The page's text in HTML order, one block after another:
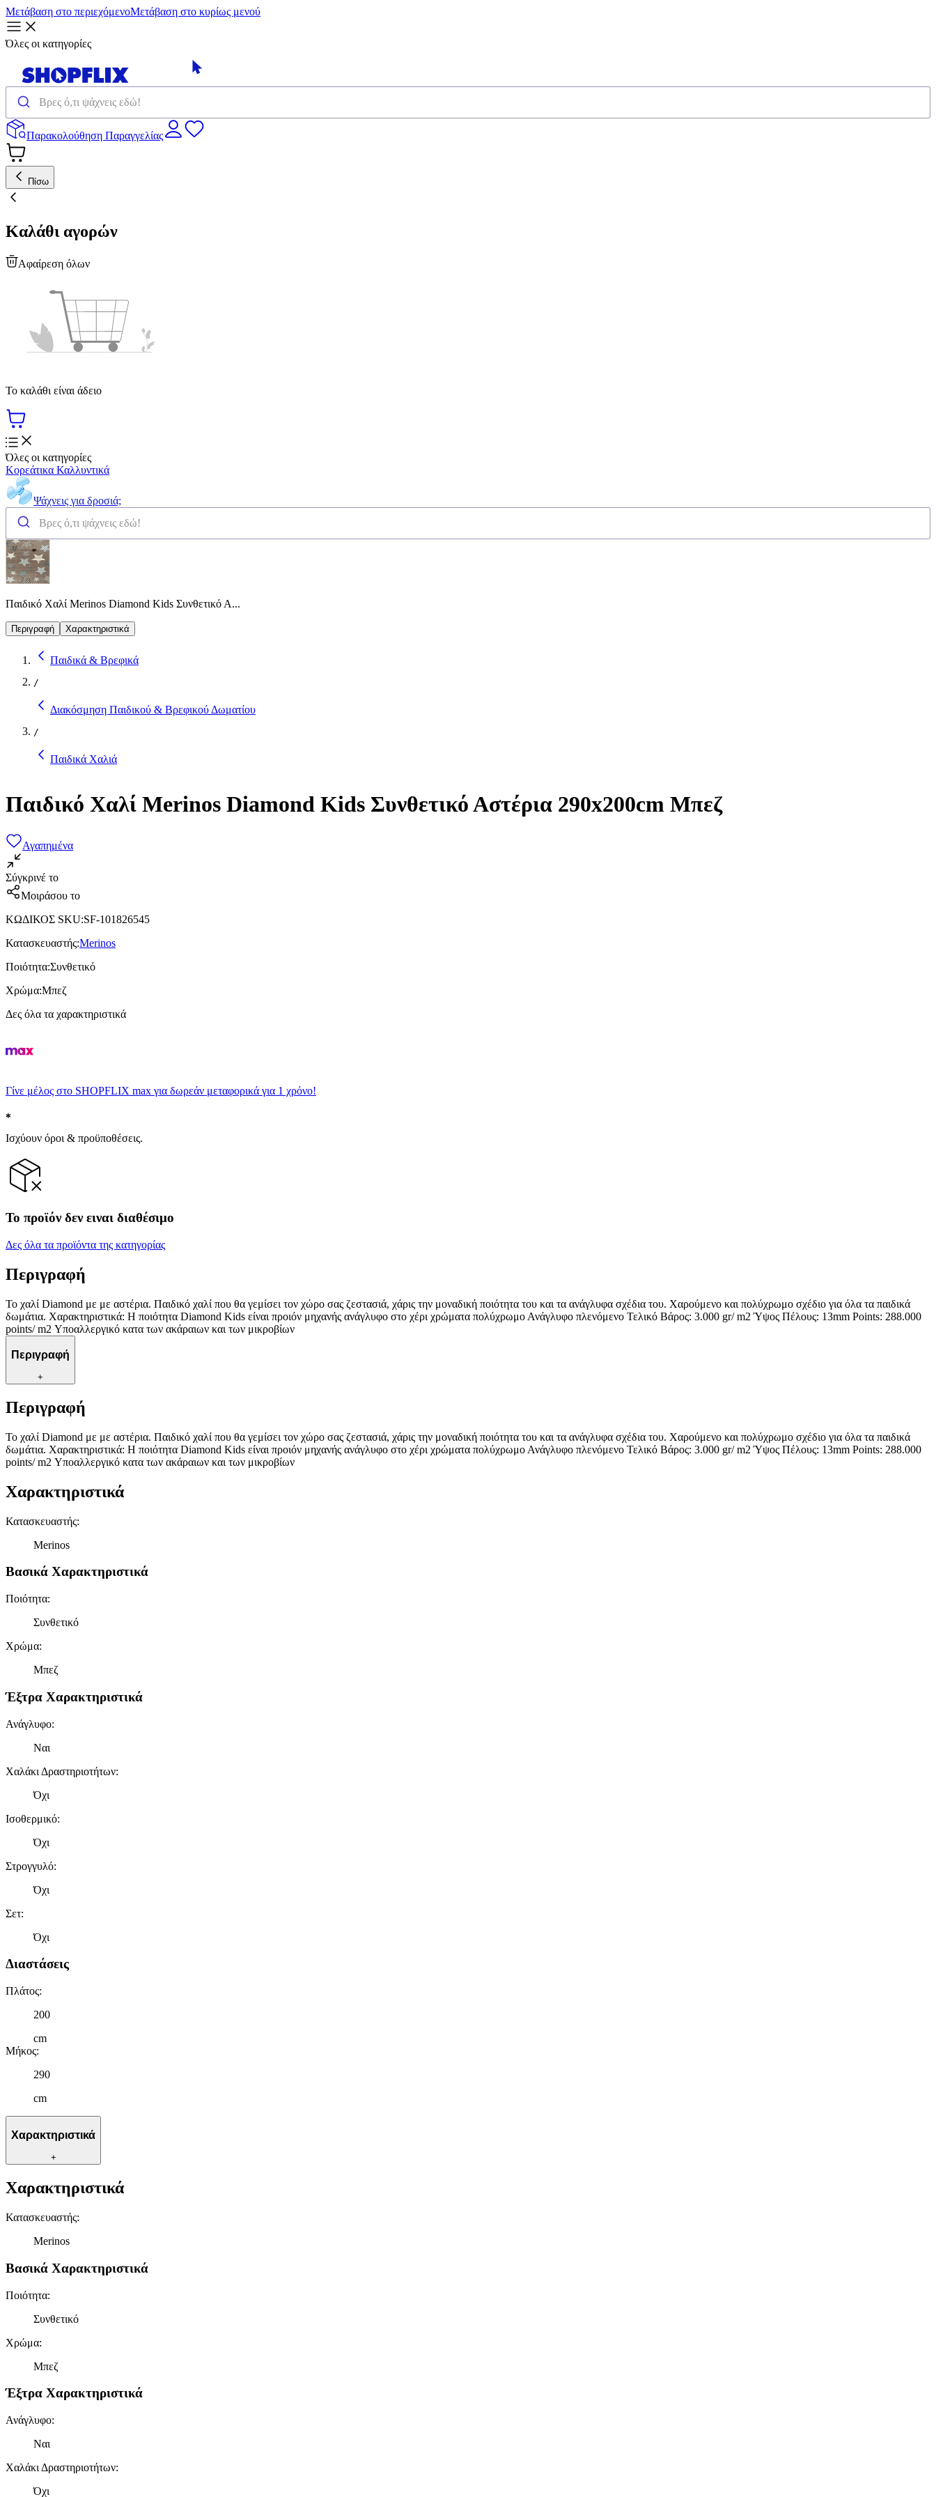
Μετάβαση στο περιεχόμενοΜετάβαση στο κυρίως μενού
Όλες οι κατηγορίες
Παρακολούθηση Παραγγελίας
Πίσω
Καλάθι αγορών
Αφαίρεση όλων
Το καλάθι είναι άδειο
Όλες οι κατηγορίες
Κορεάτικα Καλλυντικά
Ψάχνεις για δροσιά;
Παιδικό Χαλί Merinos Diamond Kids Συνθετικό Α...
Περιγραφή Χαρακτηριστικά
Παιδικά & Βρεφικά
/
Διακόσμηση Παιδικού & Βρεφικού Δωματίου
/
Παιδικά Χαλιά
Παιδικό Χαλί Merinos Diamond Kids Συνθετικό Αστέρια 290x200cm Μπεζ
Αγαπημένα
Σύγκρινέ το
Μοιράσου το
ΚΩΔΙΚΟΣ SKU:SF-101826545
Κατασκευαστής:Merinos
Ποιότητα:Συνθετικό
Χρώμα:Μπεζ
Δες όλα τα χαρακτηριστικά
Γίνε μέλος στο SHOPFLIX max για δωρεάν μεταφορικά για 1 χρόνο!
Ισχύουν όροι & προϋποθέσεις.
Το προϊόν δεν ειναι διαθέσιμο
Δες όλα τα προϊόντα της κατηγορίας
Περιγραφή
Το χαλί Diamond με με αστέρια. Παιδικό χαλί που θα γεμίσει τον χώρο σας ζεστασιά, χάρις την μοναδική ποιότητα του και τα ανάγλυφα σχέδια του. Χαρούμενο και πολύχρωμο σχέδιο για όλα τα παιδικά
δωμάτια. Χαρακτηριστικά: H ποιότητα Diamond Kids είναι προιόν μηχανής ανάγλυφο στο χέρι χρώματα πολύχρωμο Ανάγλυφο πλενόμενο Τελικό Βάρος: 3.000 gr/ m2 Ύψος Πέλους: 13mm Points: 288.000
points/ m2 Υποαλλεργικό κατα των ακάραιων και των μικροβίων
Περιγραφή
+
Περιγραφή
Το χαλί Diamond με με αστέρια. Παιδικό χαλί που θα γεμίσει τον χώρο σας ζεστασιά, χάρις την μοναδική ποιότητα του και τα ανάγλυφα σχέδια του. Χαρούμενο και πολύχρωμο σχέδιο για όλα τα παιδικά
δωμάτια. Χαρακτηριστικά: H ποιότητα Diamond Kids είναι προιόν μηχανής ανάγλυφο στο χέρι χρώματα πολύχρωμο Ανάγλυφο πλενόμενο Τελικό Βάρος: 3.000 gr/ m2 Ύψος Πέλους: 13mm Points: 288.000
points/ m2 Υποαλλεργικό κατα των ακάραιων και των μικροβίων
Χαρακτηριστικά
Κατασκευαστής:
Merinos
Βασικά Χαρακτηριστικά
Ποιότητα:
Συνθετικό
Χρώμα:
Μπεζ
Έξτρα Χαρακτηριστικά
Ανάγλυφο:
Ναι
Χαλάκι Δραστηριοτήτων:
Όχι
Ισοθερμικό:
Όχι
Στρογγυλό:
Όχι
Σετ:
Όχι
Διαστάσεις
Πλάτος:
200
cm
Μήκος:
290
cm
Χαρακτηριστικά
+
Χαρακτηριστικά
Κατασκευαστής:
Merinos
Βασικά Χαρακτηριστικά
Ποιότητα:
Συνθετικό
Χρώμα:
Μπεζ
Έξτρα Χαρακτηριστικά
Ανάγλυφο:
Ναι
Χαλάκι Δραστηριοτήτων:
Όχι